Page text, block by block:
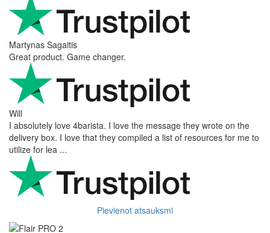
Martynas Sagaitis
Great product. Game changer.
Will
I absolutely love 4barista. I love the message they wrote on the
delivery box. I love that they compiled a list of resources for me to
utilize for lea ...
Pievienot atsauksmi